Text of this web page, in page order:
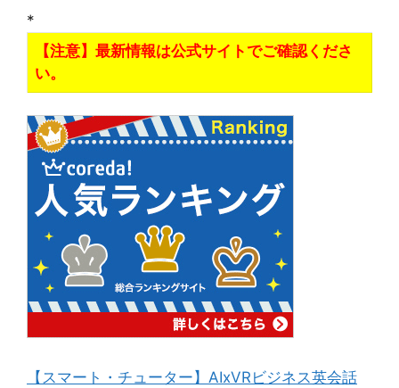
*
【注意】最新情報は公式サイトでご確認くださ
い。
【スマート・チューター】AIxVRビジネス英会話